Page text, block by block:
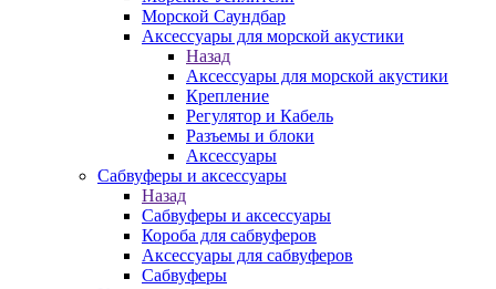
Морской Cаундбар
Аксессуары для морской акустики
Назад
Аксессуары для морской акустики
Крепление
Регулятор и Кабель
Разъемы и блоки
Аксессуары
Сабвуферы и аксессуары
Назад
Сабвуферы и аксессуары
Короба для сабвуферов
Аксессуары для сабвуферов
Сабвуферы